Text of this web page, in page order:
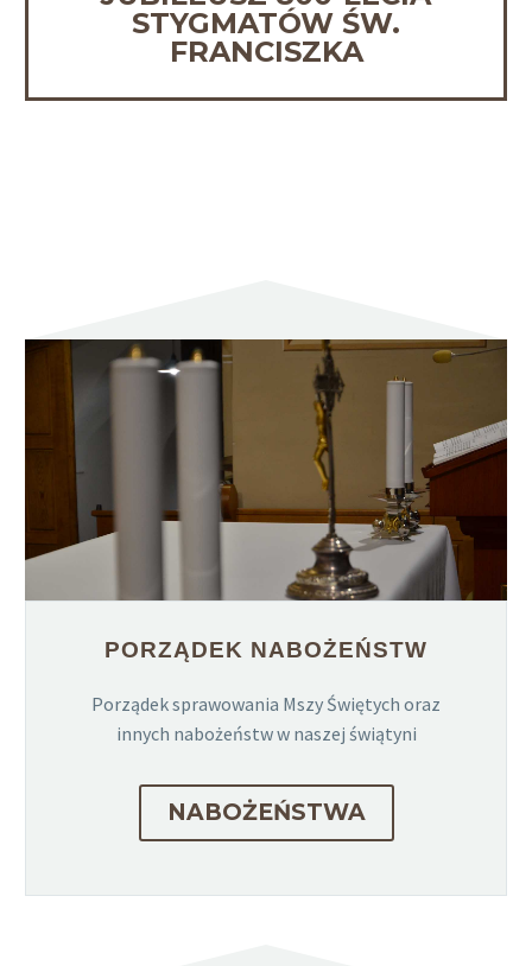
STYGMATÓW ŚW.
FRANCISZKA
PORZĄDEK NABOŻEŃSTW
Porządek sprawowania Mszy Świętych oraz
innych nabożeństw w naszej świątyni
NABOŻEŃSTWA